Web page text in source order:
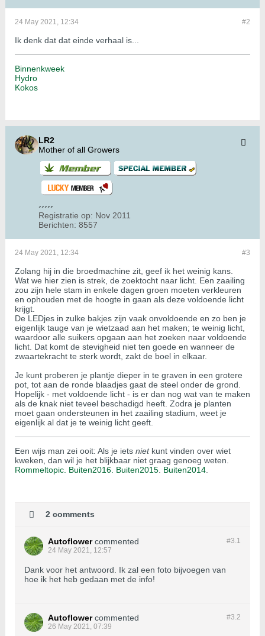
#2
24 May 2021, 12:34
Ik denk dat dat einde verhaal is...
Binnenkweek
Hydro
Kokos
LR2
Mother of all Growers
Registratie op: Nov 2011
Berichten: 8557
#3
24 May 2021, 12:34
Zolang hij in die broedmachine zit, geef ik het weinig kans.
Wat we hier zien is strek, de zoektocht naar licht. Een zaailing
zou zijn hele stam in enkele dagen groen moeten verkleuren
en ophouden met de hoogte in gaan als deze voldoende licht
krijgt.
De LEDjes in zulke bakjes zijn vaak onvoldoende en zo ben je
eigenlijk tauge van je wietzaad aan het maken; te weinig licht,
waardoor alle suikers opgaan aan het zoeken naar voldoende
licht. Dat komt de stevigheid niet ten goede en wanneer de
zwaartekracht te sterk wordt, zakt de boel in elkaar.
Je kunt proberen je plantje dieper in te graven in een grotere
pot, tot aan de ronde blaadjes gaat de steel onder de grond.
Hopelijk - met voldoende licht - is er dan nog wat van te maken
als de knak niet teveel beschadigd heeft. Zodra je planten
moet gaan ondersteunen in het zaailing stadium, weet je
eigenlijk al dat je te weinig licht geeft.
Een wijs man zei ooit: Als je iets nietkunt vinden over wiet
kweken, dan wil je het blijkbaar niet graag genoeg weten.
Rommeltopic. Buiten2016. Buiten2015 Buiten2014
2 comments
#3.1
Autoflower commented
24 May 2021, 12:57
Dank voor het antwoord. Ik zal een foto bijvoegen van
hoe ik het heb gedaan met de info!
#3.2
Autoflower commented
26 May 2021, 07:39